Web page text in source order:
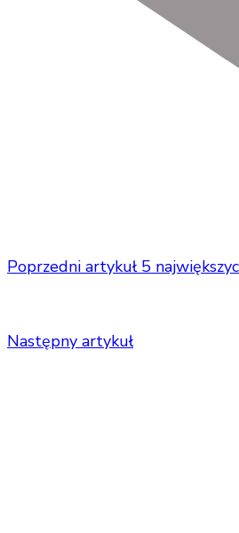
Poprzedni artykuł 5
Następny artykuł